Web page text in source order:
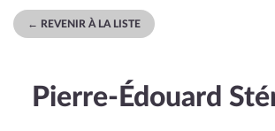
← REVENIR À LA LISTE
Pierre-Édouard